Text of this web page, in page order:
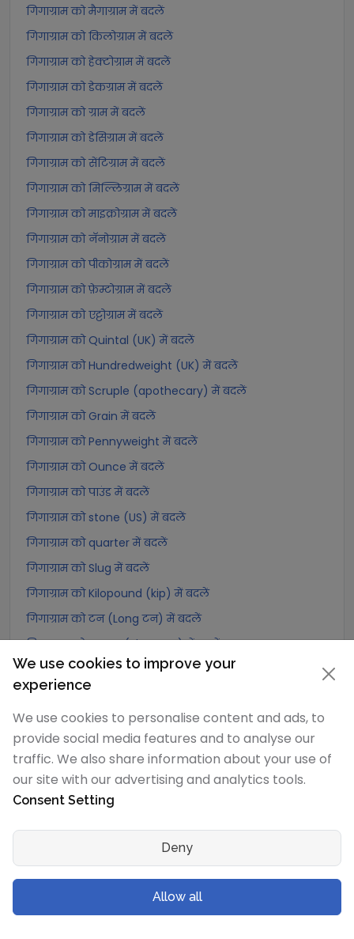
गिगाग्राम को मैगाग्राम में बदलें
गिगाग्राम को किलोग्राम में बदलें
गिगाग्राम को हेक्टोग्राम में बदलें
गिगाग्राम को डेकग्राम में बदलें
गिगाग्राम को ग्राम में बदलें
गिगाग्राम को डेसिग्राम में बदलें
गिगाग्राम को सेंटिग्राम में बदलें
गिगाग्राम को मिल्लिग्राम में बदलें
गिगाग्राम को माइक्रोग्राम में बदलें
गिगाग्राम को नॅनोग्राम में बदलें
गिगाग्राम को पीकोग्राम में बदलें
गिगाग्राम को फ़ेम्टोग्राम में बदलें
गिगाग्राम को एट्टोग्राम में बदलें
गिगाग्राम को Quintal (UK) में बदलें
गिगाग्राम को Hundredweight (UK) में बदलें
गिगाग्राम को Scruple (apothecary) में बदलें
गिगाग्राम को Grain में बदलें
गिगाग्राम को Pennyweight में बदलें
गिगाग्राम को Ounce में बदलें
गिगाग्राम को पाउंड में बदलें
गिगाग्राम को stone (US) में बदलें
गिगाग्राम को quarter में बदलें
गिगाग्राम को Slug में बदलें
गिगाग्राम को Kilopound (kip) में बदलें
गिगाग्राम को टन (Long टन) में बदलें
गिगाग्राम को US टन (Short टन) में बदलें
गिगाग्राम को Tonne (Metric टन) में बदलें
गिगाग्राम को Quintal (metric) में बदलें
गिगाग्राम को Hundredweight (metric) में बदलें
गिगाग्राम को Kiloton (metric) में बदलें
गिगाग्राम को Carat में बदलें
गिगाग्राम को Atomic mass unit में बदलें
गिगाग्राम को Dalton में बदलें
गिगाग्राम को Electron mass (rest) में बदलें
We use cookies to improve your
experience
We use cookies to personalise content and ads, to
provide social media features and to analyse our
traffic. We also share information about your use of
our site with our advertising and analytics tools.
Consent Setting
Deny
Allow all